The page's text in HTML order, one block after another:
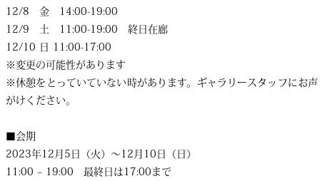
12/8 金 14:00-19:00
12/9 土 11:00-19:00 終日在廊
12/10 日 11:00-17:00
※変更の可能性があります
※休憩をとっていていない時があります。ギャラリースタッフにお声
がけください。
■会期
2023年12月5日（火）〜12月10日（日）
11:00 – 19:00 最終日は17:00まで